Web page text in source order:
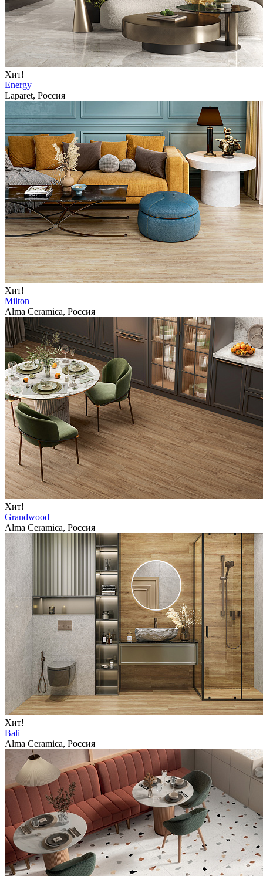
Хит!
Energy
Laparet, Россия
Хит!
Milton
Alma Ceramica, Россия
Хит!
Grandwood
Alma Ceramica, Россия
Хит!
Bali
Alma Ceramica, Россия